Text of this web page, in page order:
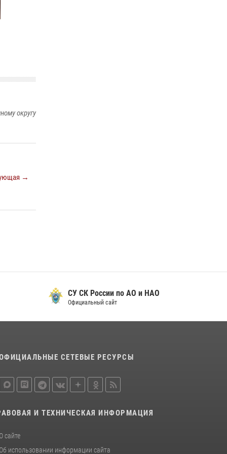
округу
→
СУ СК России по АО и НАО
Официальный сайт
СЕТЕВЫЕ РЕСУРСЫ
И ТЕХНИЧЕСКАЯ ИНФОРМАЦИЯ
О сайте
Об использовании информации сайта